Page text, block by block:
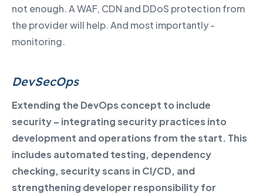
not enough. A WAF, CDN and DDoS protection from
the provider will help. And most importantly -
monitoring.
DevSecOps
Extending the DevOps concept to include
security – integrating security practices into
development and operations from the start. This
includes automated testing, dependency
checking, security scans in CI/CD, and
strengthening developer responsibility for